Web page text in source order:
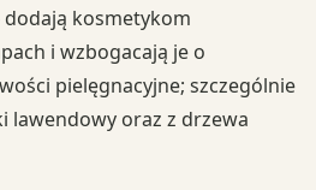
dodają kosmetykom
i wzbogacają je o
pielęgnacyjne; szczególnie
lawendowy oraz z drzewa